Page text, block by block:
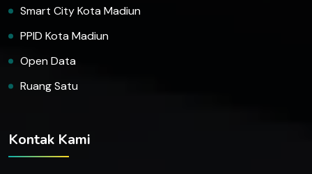
Smart City Kota Madiun
PPID Kota Madiun
Open Data
Ruang Satu
Kontak Kami